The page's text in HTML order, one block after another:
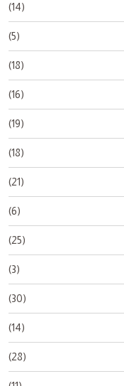
(14)
(5)
(18)
(16)
(19)
(18)
(21)
(6)
(25)
(3)
(30)
(14)
(28)